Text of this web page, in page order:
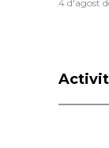
4 d'agost